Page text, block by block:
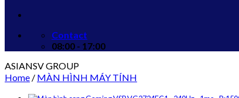
Contact
08:00 - 17:00
ASIANSV GROUP
Home / MÀN HÌNH MÁY TÍNH